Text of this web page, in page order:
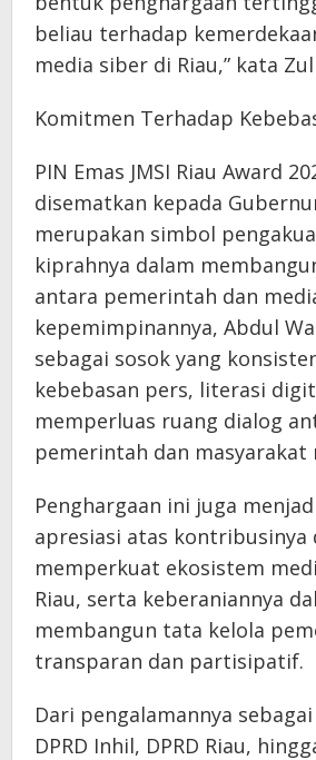
beliau terhadap
media siber di Riau,” kata
Komitmen Terhadap
PIN Emas JMSI Riau Award
disematkan kepada
merupakan simbol
kiprahnya dalam
antara pemerintah dan
kepemimpinannya, Abdul
sebagai sosok yang
kebebasan pers, literasi
memperluas ruang dialog
pemerintah dan masyarakat
Penghargaan ini juga
apresiasi atas kontribusinya
memperkuat ekosistem
Riau, serta keberaniannya
membangun tata kelola
transparan dan partisipatif.
Dari pengalamannya
DPRD Inhil, DPRD Riau,